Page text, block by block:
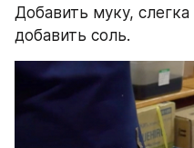
Добавить муку,
добавить соль.